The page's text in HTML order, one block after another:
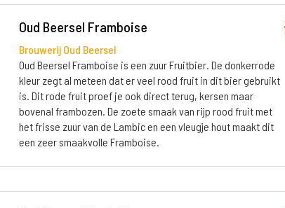
Oud Beersel Framboise
Brouwerij Oud Beersel
Oud Beersel Framboise is een zuur Fruitbier. De donkerrode
kleur zegt al meteen dat er veel rood fruit in dit bier gebruikt
is. Dit rode fruit proef je ook direct terug, kersen maar
bovenal frambozen. De zoete smaak van rijp rood fruit met
het frisse zuur van de Lambic en een vleugje hout maakt dit
een zeer smaakvolle Framboise.